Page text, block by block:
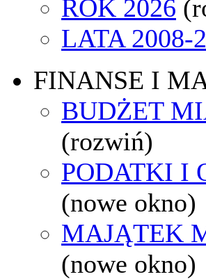
ROK 2026
LATA 2008-
FINANSE I
BUDŻET
(rozwiń)
PODATKI I
(nowe okno)
MAJĄTEK
(nowe okno)